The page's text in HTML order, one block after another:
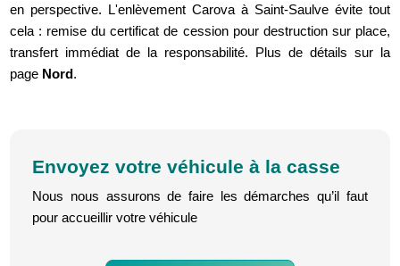
en perspective. L'enlèvement Carova à Saint-Saulve évite tout
cela : remise du certificat de cession pour destruction sur place,
transfert immédiat de la responsabilité. Plus de détails sur la
page Nord.
Envoyez votre véhicule à la casse
Nous nous assurons de faire les démarches qu’il faut
pour accueillir votre véhicule